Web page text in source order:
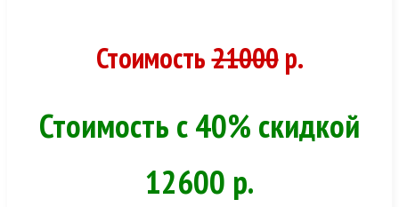
Стоимость21000р.
Стоимость с 40% скидкой
12600 р.